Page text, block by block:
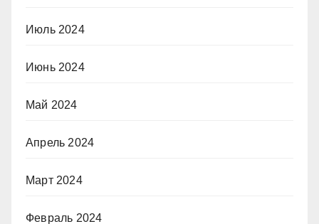
Июль 2024
Июнь 2024
Май 2024
Апрель 2024
Март 2024
Февраль 2024